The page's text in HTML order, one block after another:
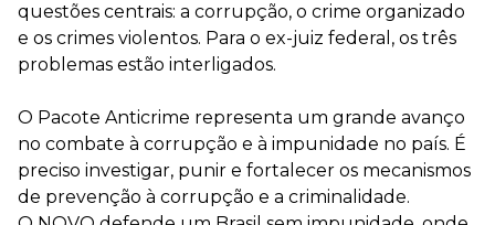
questões centrais: a corrupção, o crime organizado
e os crimes violentos. Para o ex-juiz federal, os três
problemas estão interligados.
O Pacote Anticrime representa um grande avanço
no combate à corrupção e à impunidade no país. É
preciso investigar, punir e fortalecer os mecanismos
de prevenção à corrupção e a criminalidade.